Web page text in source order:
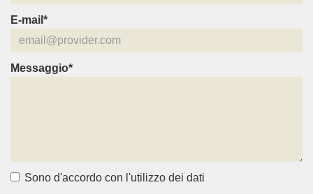
E-mail*
Messaggio*
Sono d'accordo con l'utilizzo dei dati